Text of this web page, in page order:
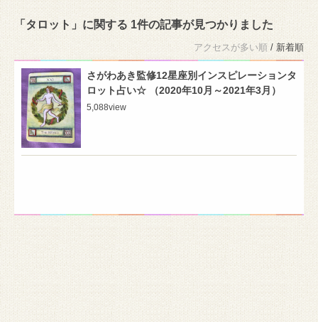
「タロット」に関する 1件の記事が見つかりました
アクセスが多い順 / 新着順
さがわあき監修12星座別インスピレーションタ
ロット占い☆ （2020年10月～2021年3月）
5,088view